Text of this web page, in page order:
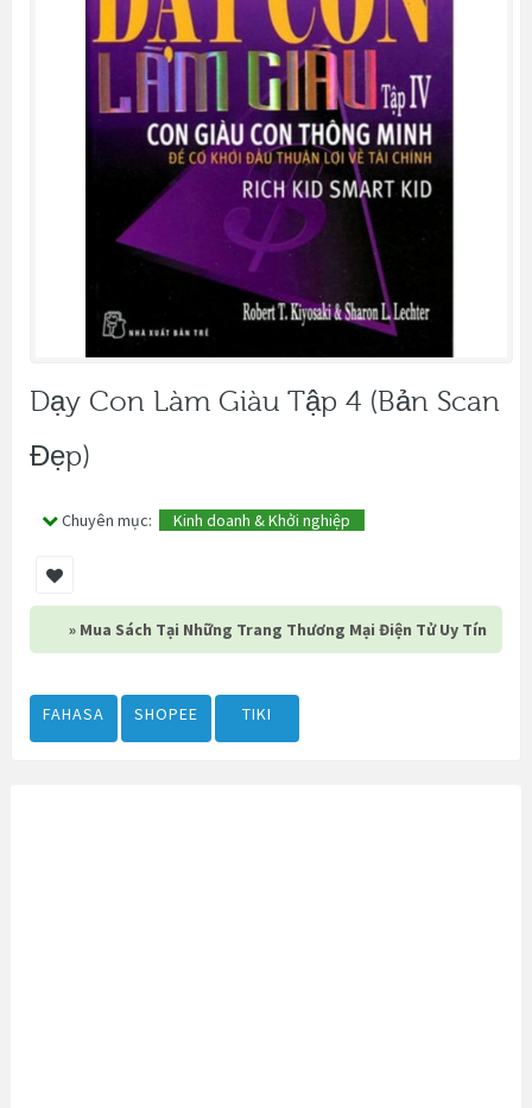
Dạy Con Làm Giàu Tập 4 (bản Scan
Đẹp)
Chuyên mục: Kinh doanh & Khởi nghiệp
» Mua Sách Tại Những Trang Thương Mại Điện Tử Uy Tín
FAHASA SHOPEE TIKI